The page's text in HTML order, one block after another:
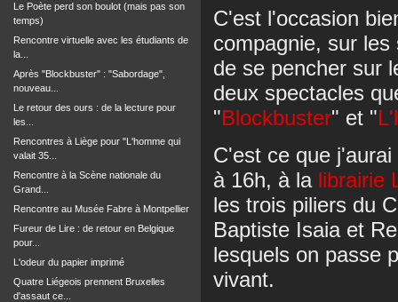
Le Poète perd son boulot (mais pas son
temps)
Rencontre virtuelle avec les étudiants de
la...
Après "Blockbuster" : "Sabordage",
nouveau...
Le retour des ours : de la lecture pour
les...
Rencontres à Liège pour "L'homme qui
valait 35...
Rencontre à la Scène nationale du
Grand...
Rencontre au Musée Fabre à Montpellier
Fureur de Lire : de retour en Belgique
pour...
L'odeur du papier imprimé
Quatre Liégeois prennent Bruxelles
d'assaut ce...
C'est l'occasion
compagnie, sur
de se pencher sur
deux spectacles
"Blockbuster" et "
C'est ce que
à 16h, à la librairie
les trois piliers du
Baptiste Isaia et
lesquels on passe
vivant.